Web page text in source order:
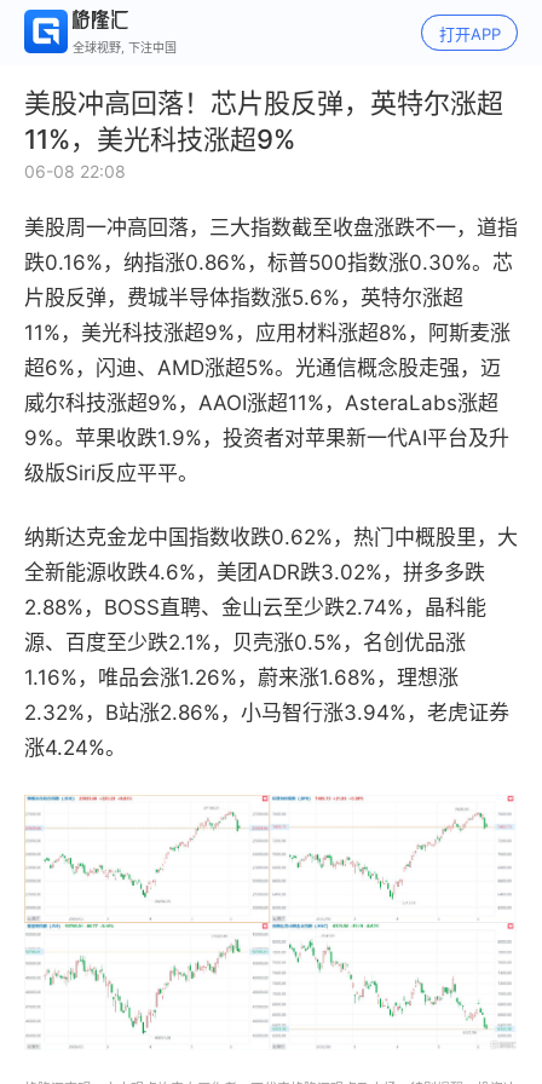
全球视野, 下注中国
打开APP
美股冲高回落！芯片股反弹，英特尔涨超
11%，美光科技涨超9%
06-08 22:08
美股周一冲高回落，三大指数截至收盘涨跌不一，道指
跌0.16%，纳指涨0.86%，标普500指数涨0.30%。芯
片股反弹，费城半导体指数涨5.6%，英特尔涨超
11%，美光科技涨超9%，应用材料涨超8%，阿斯麦涨
超6%，闪迪、AMD涨超5%。光通信概念股走强，迈
威尔科技涨超9%，AAOI涨超11%，AsteraLabs涨超
9%。苹果收跌1.9%，投资者对苹果新一代AI平台及升
级版Siri反应平平。
纳斯达克金龙中国指数收跌0.62%，热门中概股里，大
全新能源收跌4.6%，美团ADR跌3.02%，拼多多跌
2.88%，BOSS直聘、金山云至少跌2.74%，晶科能
源、百度至少跌2.1%，贝壳涨0.5%，名创优品涨
1.16%，唯品会涨1.26%，蔚来涨1.68%，理想涨
2.32%，B站涨2.86%，小马智行涨3.94%，老虎证券
涨4.24%。